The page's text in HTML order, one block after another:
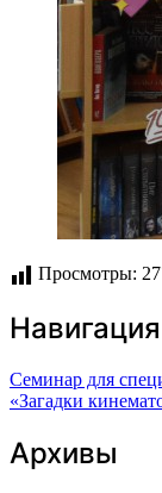
Просмотры:
Семинар для
«Загадки
Архивы